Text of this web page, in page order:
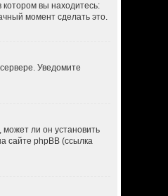
котором вы находитесь:
момент сделать это.
Уведомите
ли он установить
сайте phpBB (ссылка